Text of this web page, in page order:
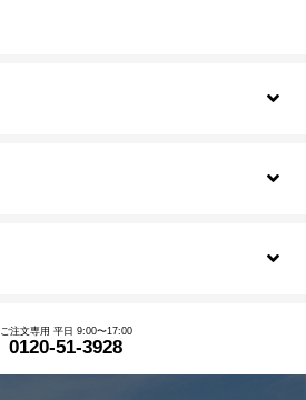
ご注文専用 平日 9:00〜17:00
0120-51-3928